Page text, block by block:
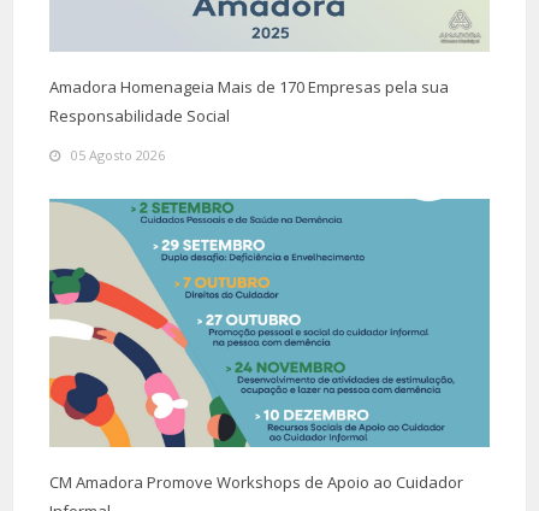
Amadora Homenageia Mais de 170 Empresas pela sua
Responsabilidade Social
05 Agosto 2026
CM Amadora Promove Workshops de Apoio ao Cuidador